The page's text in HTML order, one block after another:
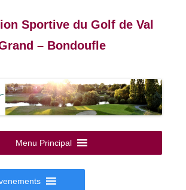
Sportive du Golf de Val
– Bondoufle
au
contenu
Menu Principal